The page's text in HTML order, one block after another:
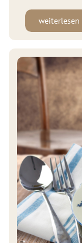
es auch für die
Damit euch
Geflügelfans
weiterlesen